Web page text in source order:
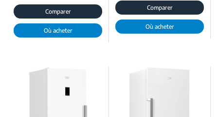
Comparer
Où acheter
Comparer
Où acheter